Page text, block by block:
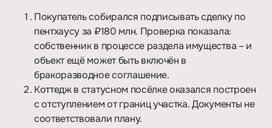
Покупатель собирался подписывать сделку по
пентхаусу за ₽180 млн. Проверка показала:
собственник в процессе раздела имущества – и
объект ещё может быть включён в
бракоразводное соглашение.
Коттедж в статусном посёлке оказался построен
с отступлением от границ участка. Документы не
соответствовали плану.